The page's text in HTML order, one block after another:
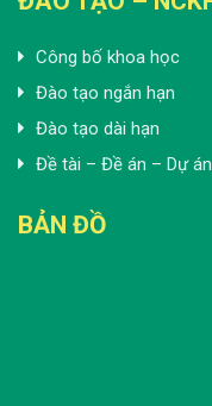
Công bố khoa học
Đào tạo ngắn hạn
Đào tạo dài hạn
Đề tài – Đề án – Dự án
BẢN ĐỒ